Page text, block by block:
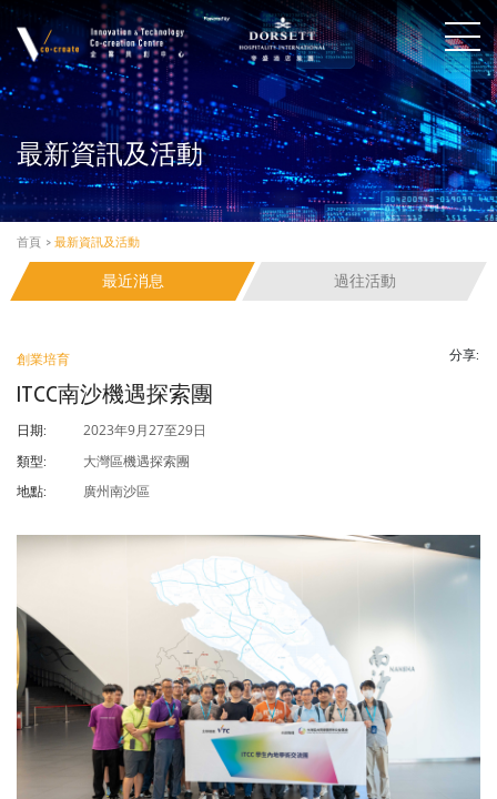
最新資訊及活動
首頁 > 最新資訊及活動
最近消息 過往活動
創業培育 分享:
ITCC南沙機遇探索團
日期: 2023年9月27至29日
類型: 大灣區機遇探索團
地點: 廣州南沙區